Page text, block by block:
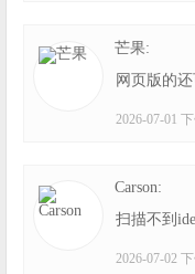
芒果:
网页版的
2026-07-01
Carson:
扫描不到
2026-07-02